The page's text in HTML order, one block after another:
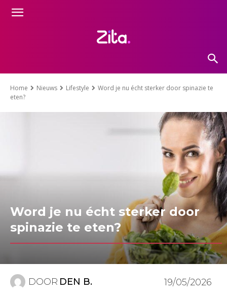
Home Nieuws Lifestyle
Word je nu écht sterker door spinazie te
eten?
Word je nu écht sterker door
spinazie te eten?
DOOR DEN B. 19/05/2026